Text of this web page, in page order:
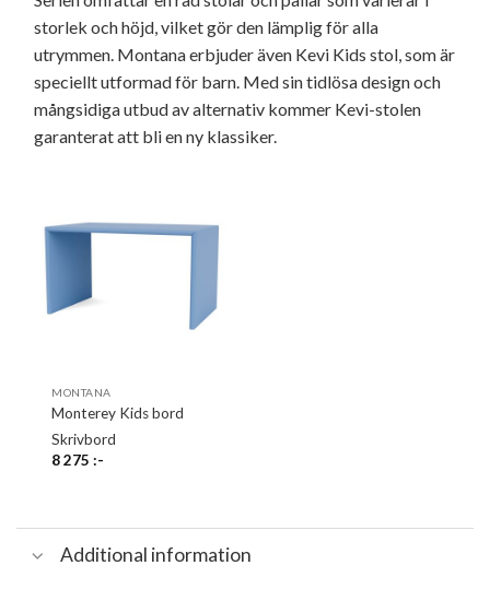
storlek och höjd, vilket gör den lämplig för alla
utrymmen. Montana erbjuder även Kevi Kids stol, som är
speciellt utformad för barn. Med sin tidlösa design och
mångsidiga utbud av alternativ kommer Kevi-stolen
garanterat att bli en ny klassiker.
MONTANA
Monterey Kids bord
Skrivbord
8 275:-
Additional information